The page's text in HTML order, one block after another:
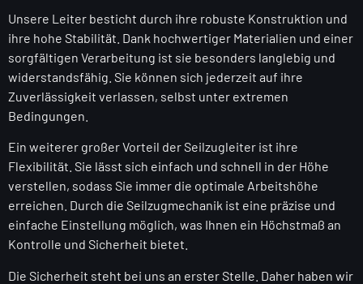
Unsere Leiter besticht durch ihre robuste Konstruktion und
ihre hohe Stabilität. Dank hochwertiger Materialien und einer
sorgfältigen Verarbeitung ist sie besonders langlebig und
widerstandsfähig. Sie können sich jederzeit auf ihre
Zuverlässigkeit verlassen, selbst unter extremen
Bedingungen.
Ein weiterer großer Vorteil der Seilzugleiter ist ihre
Flexibilität. Sie lässt sich einfach und schnell in der Höhe
verstellen, sodass Sie immer die optimale Arbeitshöhe
erreichen. Durch die Seilzugmechanik ist eine präzise und
einfache Einstellung möglich, was Ihnen ein Höchstmaß an
Kontrolle und Sicherheit bietet.
Die Sicherheit steht bei uns an erster Stelle. Daher haben wir